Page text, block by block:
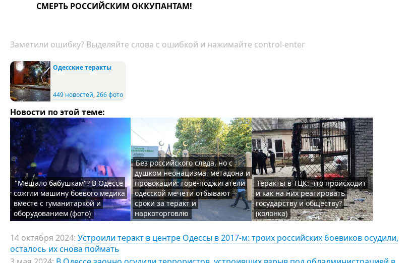
СМЕРТЬ РОССИЙСКИМ ОККУПАНТАМ!
Заметили ошибку? Выделяйте слова с ошибкой и нажимайте control-enter
Одесские теракты
449 новостей,266 фото
Новости по этой теме:
"Мешало бабушкам"? В Одессе
сожгли машину боевого медика
вместе с гуманитаркой и
оборудованием (фото)
Без российского следа, но с
душком неонацизма, метадона и
провокации: горе-поджигатели
одесской мечети отбывают
сроки за теракт и
наркоторговлю
Теракты в ТЦК: что происходит
и как на них реагировать
государству и обществу?
(колонка)
14 октября 2024: Устроили теракт в центре Одессы в 2017-м: троих российских боевиков осудили,
осталось их снова поймать